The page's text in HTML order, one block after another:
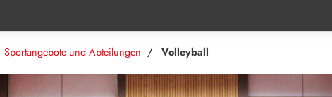
Sportangebote und Abteilungen Volleyball